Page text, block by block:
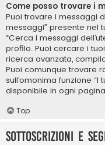
Come posso trovare i
Puoi trovare i messaggi
messaggi” presente nel
“Cerca i messaggi
profilo. Puoi cercare i
ricerca avanzata,
Puoi comunque trovare
sull’omonima funzione
disponibile in ogni
Top
Sottoscrizioni e